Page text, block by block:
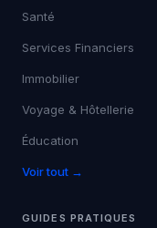
Santé
Services Financiers
Immobilier
Voyage & Hôtellerie
Éducation
Voir tout →
GUIDES PRATIQUES